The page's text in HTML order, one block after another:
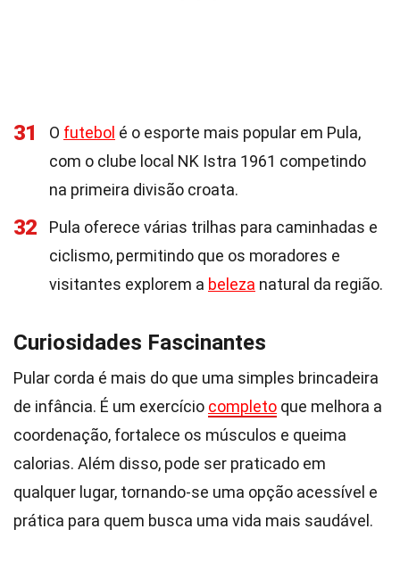
31 O futebol é o esporte mais popular em Pula,
com o clube local NK Istra 1961 competindo
na primeira divisão croata.
32
Pula oferece várias trilhas para caminhadas e
ciclismo, permitindo que os moradores e
visitantes explorem a beleza natural da região.
Curiosidades Fascinantes
Pular corda é mais do que uma simples brincadeira
de infância. É um exercício completo que melhora a
coordenação, fortalece os músculos e queima
calorias. Além disso, pode ser praticado em
qualquer lugar, tornando-se uma opção acessível e
prática para quem busca uma vida mais saudável.